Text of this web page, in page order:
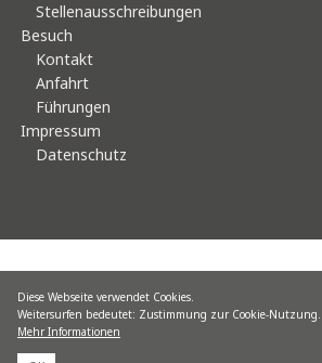
Diese Webseite verwendet Cookies.
Weitersurfen bedeutet: Zustimmung zur Cookie-Nutzung.
Mehr Informationen
Stellenausschreibungen
Besuch
Kontakt
Anfahrt
Führungen
Impressum
Datenschutz